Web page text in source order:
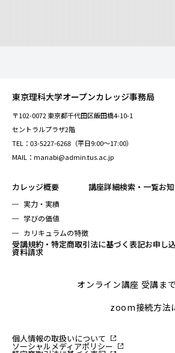
東京理科大学オープンカレッジ事務局
〒102-0072 東京都千代田区飯田橋4-10-1
セントラルプラザ2階
TEL：03-5227-6268（平日9:00～17:00）
MAIL：manabi@admin.tus.ac.jp
カレッジ概要
実力・実績
学びの価値
カリキュラムの特徴
講座詳細検索・一覧お
受講規約・特定商取引法に基づく表記お申し
資料請求
オンライン講座 受講ま
zoom接続方法
個人情報の取扱いについて
ソーシャルメディアポリシー